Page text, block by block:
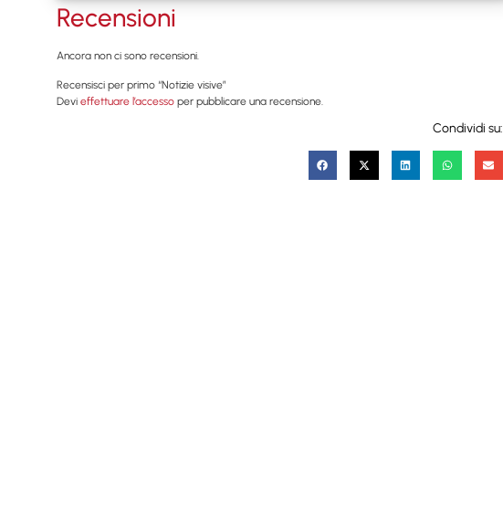
Recensioni
Ancora non ci sono recensioni.
Recensisci per primo “Notizie visive”
Devi effettuare l’accesso per pubblicare una recensione.
Condividi su: